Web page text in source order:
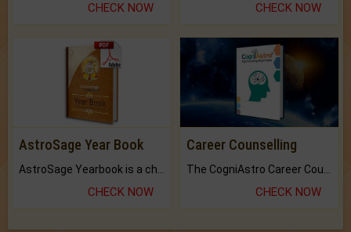
CHECK NOW CHECK NOW
AstroSage Year Book
CHECK NOW
Career Counselling
CHECK NOW